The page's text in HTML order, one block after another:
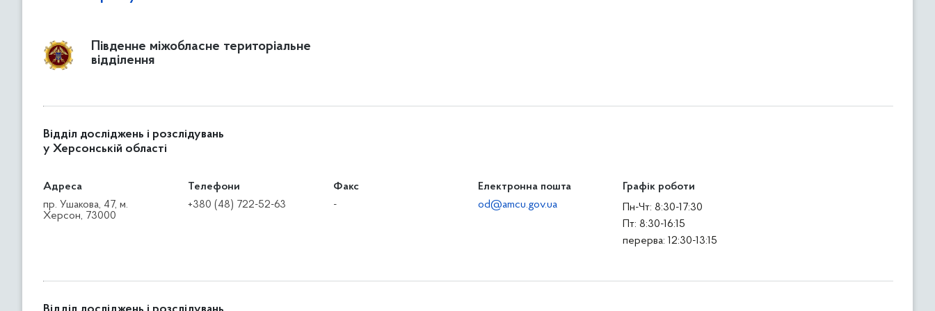
Південне міжобласне територіальне
відділення
Відділ досліджень і розслідувань
у Херсонській області
Адреса
пр. Ушакова, 47, м.
Херсон, 73000
Телефони
+380 (48) 722-52-63
Факс
-
Електронна пошта
od@amcu.gov.ua
Графік роботи
Пн-Чт: 8:30-17:30
Пт: 8:30-16:15
перерва: 12:30-13:15